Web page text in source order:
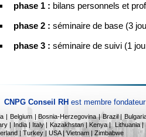
phase 1 : bilans personnels et
phase 2 : séminaire de base (3
phase 3 : séminaire de suivi (1
CNPG Conseil RH est membre
| Belgium | Bosnia-Herzegovina | Brazil |
| India | Italy | Kazakhstan |Kenya |Lithuania |
| Turkey | USA | Vietnam | Zimbabwe